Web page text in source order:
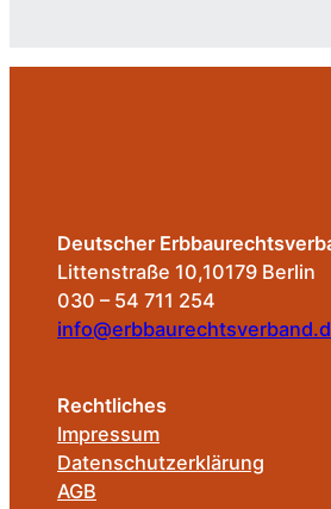
Deutscher
Littenstraße 10,10179 Berlin
030 – 54 711 254
Rechtliches
Impressum
Datenschutzerklärung
AGB